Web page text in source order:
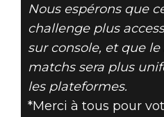
Nous espérons que
challenge plus
sur console, et que
matchs sera plus
les plateformes.
*Merci à tous pour